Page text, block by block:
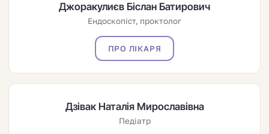
Джоракулиєв Біслан Батирович
Ендоскопіст, проктолог
ПРО ЛІКАРЯ
Дзівак Наталія Мирославівна
Педіатр